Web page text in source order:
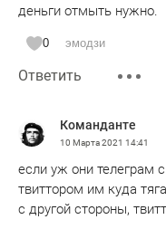
деньги отмыть нужно.
0 эмодзи
Ответить
Команданте
10 Марта 2021 14:41
если уж они телеграм
твиттором им куда
с другой стороны,